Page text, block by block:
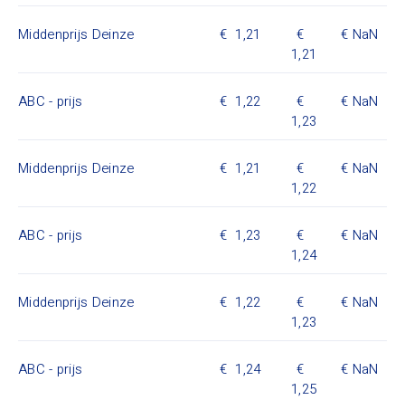
Middenprijs Deinze
1,21
1,21
NaN
ABC - prijs
1,22
1,23
NaN
Middenprijs Deinze
1,21
1,22
NaN
ABC - prijs
1,23
1,24
NaN
Middenprijs Deinze
1,22
1,23
NaN
ABC - prijs
1,24
1,25
NaN